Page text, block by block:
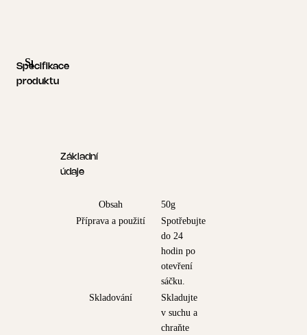
Specifikace produktu
Specifikace
produktu
Základní
údaje
Obsah
50g
Příprava a použití
Spotřebujte
do 24
hodin po
otevření
sáčku.
Skladování
Skladujte
v suchu a
chraňte